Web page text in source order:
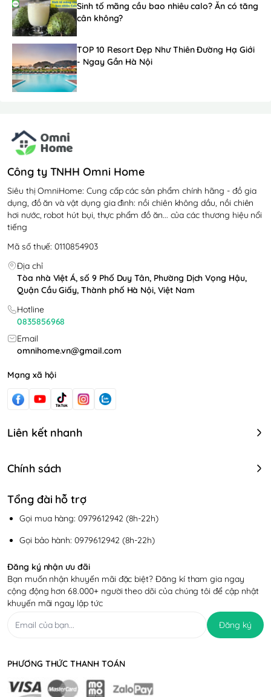
Sinh tố mãng cầu bao nhiêu calo? Ăn có tăng
cân không?
TOP 10 Resort Đẹp Như Thiên Đường Hạ Giới
- Ngay Gần Hà Nội
Công ty TNHH Omni Home
Siêu thị OmniHome: Cung cấp các sản phẩm chính hãng - đồ gia
dụng, đồ ăn và vật dụng gia đình: nồi chiên không dầu, nồi chiên
hơi nước, robot hút bụi, thực phẩm đồ ăn... của các thương hiệu nổi
tiếng
Mã số thuế: 0110854903
Địa chỉ
Tòa nhà Việt Á, số 9 Phố Duy Tân, Phường Dịch Vọng Hậu,
Quận Cầu Giấy, Thành phố Hà Nội, Việt Nam
Hotline
0835856968
Email
omnihome.vn@gmail.com
Mạng xã hội
Liên kết nhanh
Chính sách
Tổng đài hỗ trợ
Gọi mua hàng: 0979612942 (8h-22h)
Gọi bảo hành: 0979612942 (8h-22h)
Đăng ký nhận ưu đãi
Bạn muốn nhận khuyến mãi đặc biệt? Đăng kí tham gia ngay
cộng động hơn 68.000+ người theo dõi của chúng tôi để cập nhật
khuyến mãi ngay lập tức
Đăng ký
PHƯƠNG THỨC THANH TOÁN